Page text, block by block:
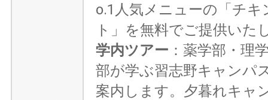
o.1人気メニューの「チキ
ト」を無料でご提供いた
学内ツアー ：薬学部・理
部が学ぶ習志野キャンパ
案内します。夕暮れキャ